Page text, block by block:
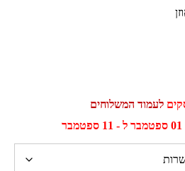
לעמוד המשלוחים